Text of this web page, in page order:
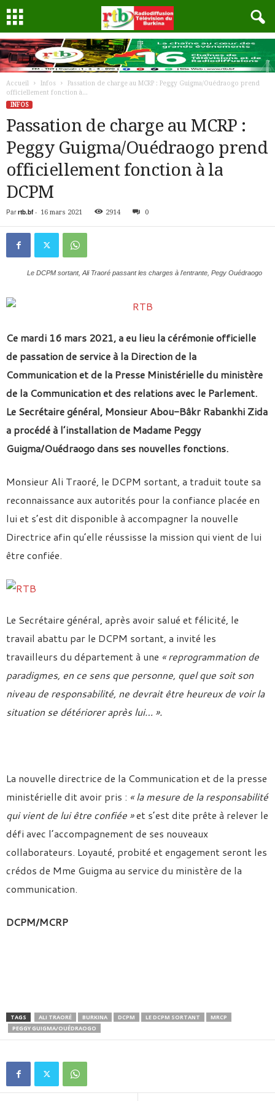
Accueil Infos
Passation de charge au MCRP : Peggy Guigma/Ouédraogo prend
officiellement fonction à...
INFOS
Passation de charge au MCRP :
Peggy Guigma/Ouédraogo prend
officiellement fonction à la
DCPM
Par rtb.bf- 16 mars 2021 2914 0
Le DCPM sortant, Ali Traoré passant les charges à l'entrante, Pegy Ouédraogo
Ce mardi 16 mars 2021, a eu lieu la cérémonie officielle
de passation de service à la Direction de la
Communication et de la Presse Ministérielle du ministère
de la Communication et des relations avec le Parlement.
Le Secrétaire général, Monsieur Abou-Bâkr Rabankhi Zida
a procédé à l’installation de Madame Peggy
Guigma/Ouédraogo dans ses nouvelles fonctions.
Monsieur Ali Traoré, le DCPM sortant, a traduit toute sa
reconnaissance aux autorités pour la confiance placée en
lui et s’est dit disponible à accompagner la nouvelle
Directrice afin qu’elle réussisse la mission qui vient de lui
être confiée.
Le Secrétaire général, après avoir salué et félicité, le
travail abattu par le DCPM sortant, a invité les
travailleurs du département à une « reprogrammation de
paradigmes, en ce sens que personne, quel que soit son
niveau de responsabilité, ne devrait être heureux de voir la
situation se détériorer après lui… ».
La nouvelle directrice de la Communication et de la presse
ministérielle dit avoir pris : « la mesure de la responsabilité
qui vient de lui être confiée »et s’est dite prête à relever le
défi avec l’accompagnement de ses nouveaux
collaborateurs. Loyauté, probité et engagement seront les
crédos de Mme Guigma au service du ministère de la
communication.
DCPM/MCRP
TAGS ALI TRAORÉ BURKINA DCPM LE DCPM SORTANT
MRCP
PEGGY GUIGMA/OUÉDRAOGO